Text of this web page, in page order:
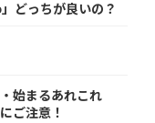
」どっちが良いの？
始まるあれこれ
ご注意！